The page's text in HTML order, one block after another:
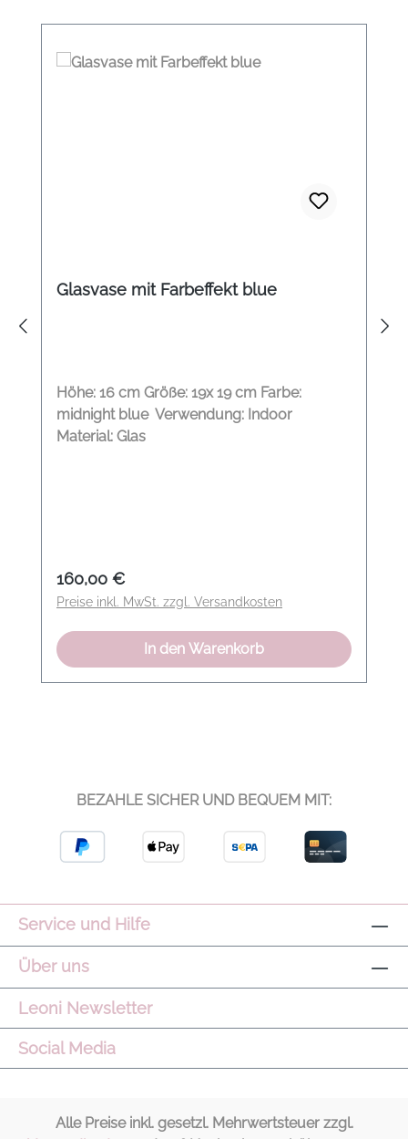
Glasvase mit Farbeffekt blue
Höhe: 16 cm Größe: 19x 19 cm Farbe:
midnight blue Verwendung: Indoor
Material: Glas
Regulärer Preis:
160,00 €
Preise inkl. MwSt. zzgl. Versandkosten
In den Warenkorb
BEZAHLE SICHER UND BEQUEM MIT:
Service und Hilfe
Über uns
Leoni Newsletter
Social Media
Alle Preise inkl. gesetzl. Mehrwertsteuer zzgl.